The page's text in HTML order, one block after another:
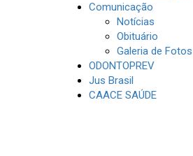
Comunicação
Notícias
Obituário
Galeria de Fotos
ODONTOPREV
Jus Brasil
CAACE SAÚDE